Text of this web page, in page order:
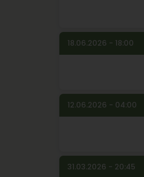
18.06.2026 - 18:00
12.06.2026 - 04:00
31.03.2026 - 20:45